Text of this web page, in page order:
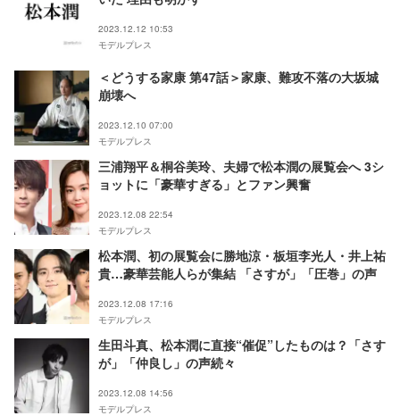
2023.12.12 10:53
モデルプレス
＜どうする家康 第47話＞家康、難攻不落の大坂城
崩壊へ
2023.12.10 07:00
モデルプレス
三浦翔平＆桐谷美玲、夫婦で松本潤の展覧会へ 3シ
ョットに「豪華すぎる」とファン興奮
2023.12.08 22:54
モデルプレス
松本潤、初の展覧会に勝地涼・板垣李光人・井上祐
貴…豪華芸能人らが集結 「さすが」「圧巻」の声
2023.12.08 17:16
モデルプレス
生田斗真、松本潤に直接“催促”したものは？「さす
が」「仲良し」の声続々
2023.12.08 14:56
モデルプレス